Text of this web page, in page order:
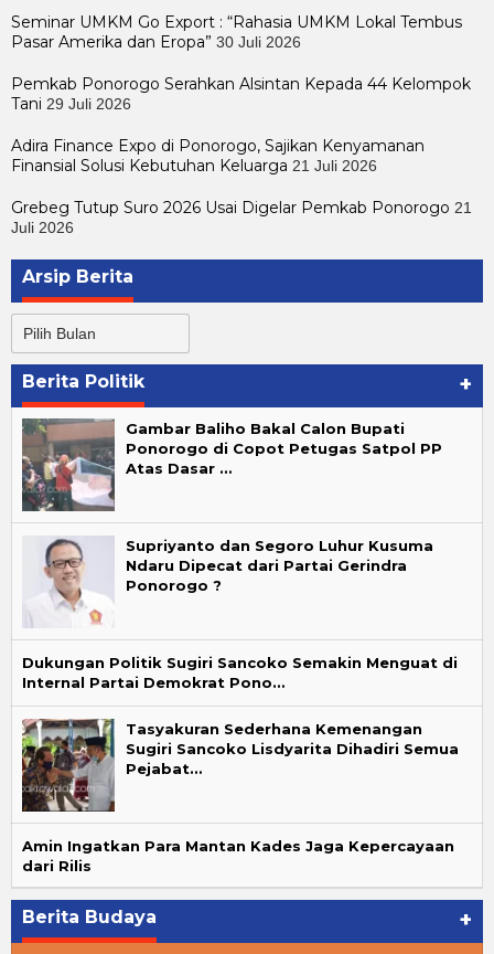
Seminar UMKM Go Export : “Rahasia UMKM Lokal Tembus
Pasar Amerika dan Eropa” 30 Juli 2026
Pemkab Ponorogo Serahkan Alsintan Kepada 44 Kelompok
Tani 29 Juli 2026
Adira Finance Expo di Ponorogo, Sajikan Kenyamanan
Finansial Solusi Kebutuhan Keluarga 21 Juli 2026
Grebeg Tutup Suro 2026 Usai Digelar Pemkab Ponorogo 21
Juli 2026
Arsip Berita
Berita
Berita Politik +
Gambar Baliho Bakal Calon Bupati
Ponorogo di Copot Petugas Satpol PP
Atas Dasar …
Supriyanto dan Segoro Luhur Kusuma
Ndaru Dipecat dari Partai Gerindra
Ponorogo ?
Dukungan Politik Sugiri Sancoko Semakin Menguat di
Internal Partai Demokrat Pono…
Tasyakuran Sederhana Kemenangan
Sugiri Sancoko Lisdyarita Dihadiri Semua
Pejabat…
Amin Ingatkan Para Mantan Kades Jaga Kepercayaan
dari Rilis
Berita Budaya +